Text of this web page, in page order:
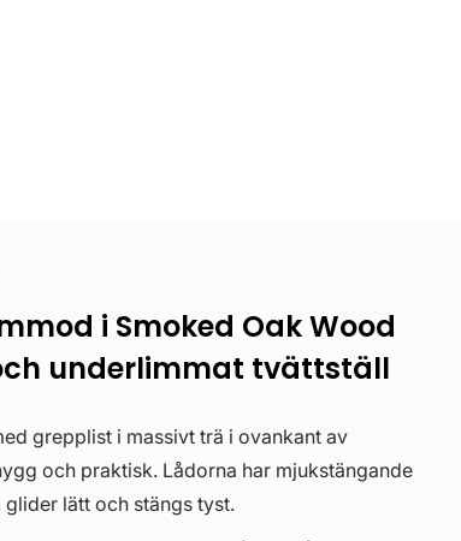
i Smoked Oak Wood
underlimmat tvättställ
grepplist i massivt trä i ovankant av
och praktisk. Lådorna har mjukstängande
lätt och stängs tyst.